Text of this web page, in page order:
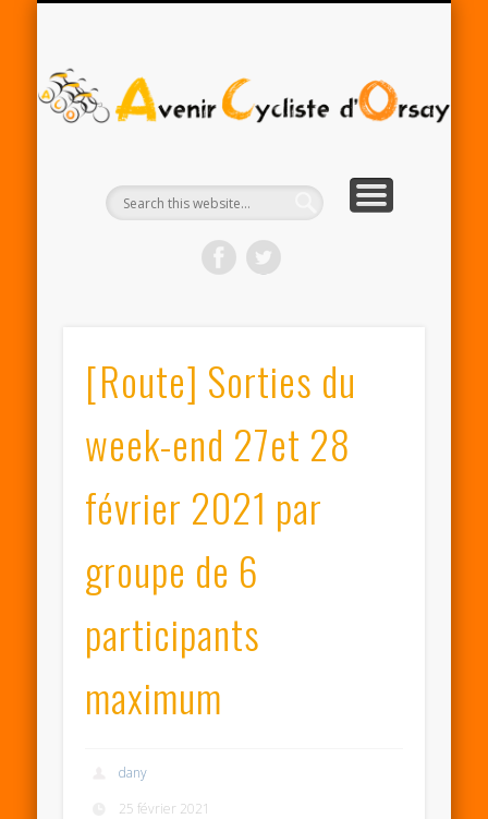
[Route] Sorties du
week-end 27et 28
février 2021 par
groupe de 6
participants
maximum
dany
25 février 2021